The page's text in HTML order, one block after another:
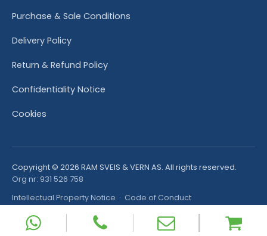
Purchase & Sale Conditions
Delivery Policy
Return & Refund Policy
Confidentiality Notice
Cookies
Copyright © 2026 RAM SVEIS & VERN AS. All rights reserved.
Org nr: 931 526 758
Intellectual Property Notice · Code of Conduct